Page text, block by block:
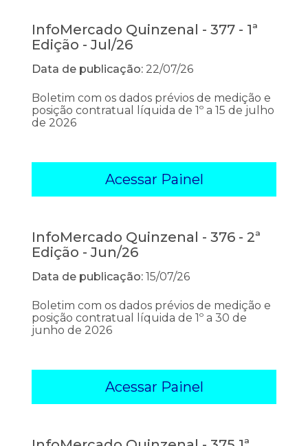
InfoMercado Quinzenal - 377 - 1ª
Edição - Jul/26
Data de publicação: 22/07/26
Boletim com os dados prévios de medição e
posição contratual líquida de 1º a 15 de julho
de 2026
Acessar Painel
InfoMercado Quinzenal - 376 - 2ª
Edição - Jun/26
Data de publicação: 15/07/26
Boletim com os dados prévios de medição e
posição contratual líquida de 1º a 30 de
junho de 2026
Acessar Painel